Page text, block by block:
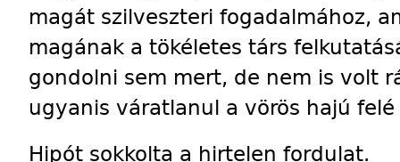
magát szilveszteri fogadalmához,
magának a tökéletes társ
gondolni sem mert, de nem is volt
ugyanis váratlanul a vörös hajú
Hipót sokkolta a hirtelen fordulat.